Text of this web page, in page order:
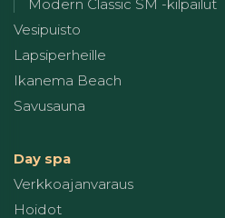
Modern Classic SM -kilpailut
Vesipuisto
Lapsiperheille
Ikanema Beach
Savusauna
Day spa
Verkkoajanvaraus
Hoidot